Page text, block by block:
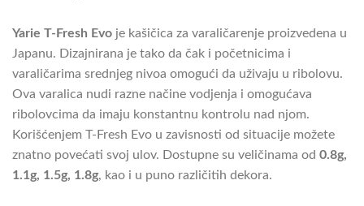
Yarie T-Fresh Evo je kašičica za varaličarenje proizvedena u
Japanu. Dizajnirana je tako da čak i početnicima i
varaličarima srednjeg nivoa omogući da uživaju u ribolovu.
Ova varalica nudi razne načine vodjenja i omogućava
ribolovcima da imaju konstantnu kontrolu nad njom.
Korišćenjem T-Fresh Evo u zavisnosti od situacije možete
znatno povećati svoj ulov. Dostupne su veličinama od 0.8g,
1.1g, 1.5g, 1.8g, kao i u puno različitih dekora.